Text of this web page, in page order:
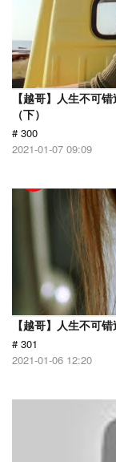
【越哥】人生不可
（下）
# 300
2021-01-07 09:09
【越哥】人生不可
# 301
2021-01-06 12:20